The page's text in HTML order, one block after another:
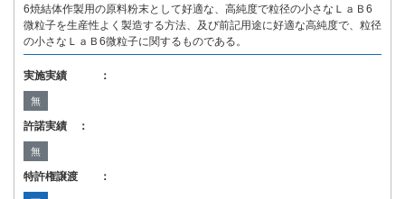
6焼結体作製用の原料粉末として好適な、高純度で粒径の小さなＬａＢ6
微粒子を生産性よく製造する方法、及び前記用途に好適な高純度で、粒径
の小さなＬａＢ6微粒子に関するものである。
実施実績 ：
無
許諾実績 ：
無
特許権譲渡 ：